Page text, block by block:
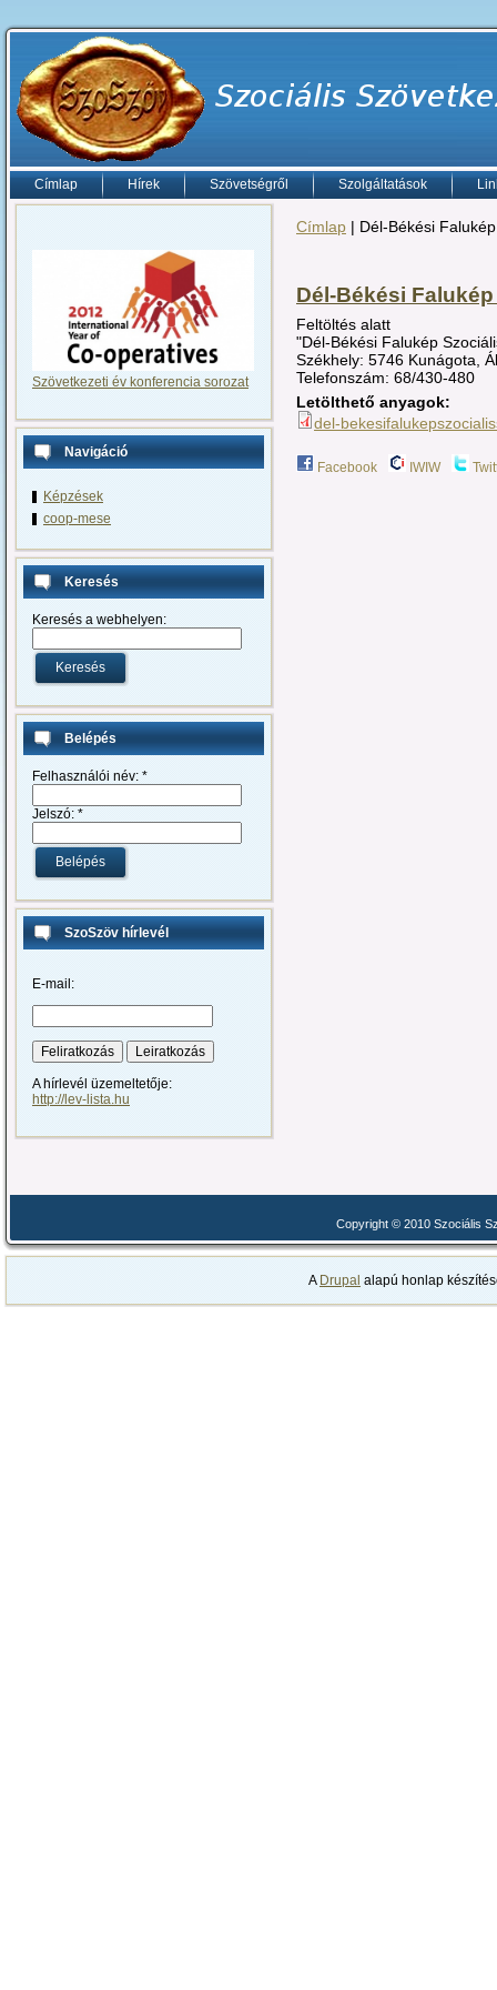
Címlap Hírek Szövetségről Szolgáltatások
Szövetkezeti év konferencia sorozat
Navigáció
Képzések
coop-mese
Keresés
Keresés a webhelyen:
Belépés
Felhasználói név: *
Jelszó: *
SzoSzöv hírlevél
E-mail:
A hírlevél üzemeltetője:
http://lev-lista.hu
Címlap | Dél-Békési
Dél-Békési
Feltöltés alatt
"Dél-Békési Falukép
Székhely: 5746 Kunágota,
Telefonszám: 68/430-480
Letölthető anyagok:
del-
Facebook IWIW
Copyright © 2010 Szociális
A Drupal alapú honlap